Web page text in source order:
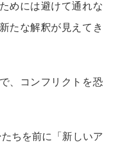
めには避けて通れな
たな解釈が見えてき
、コンフリクトを恐
ちを前に「新しいア